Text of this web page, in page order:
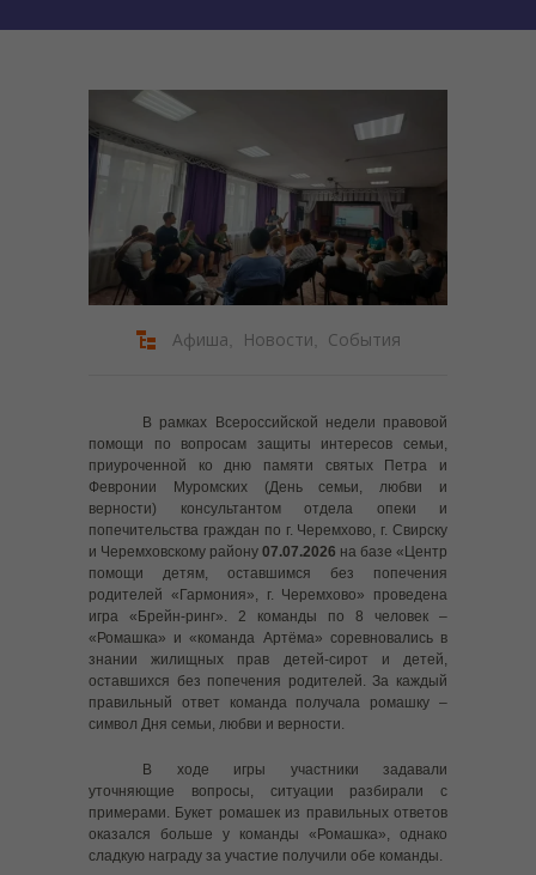
-- Памятки
последствия для детей и их законных представителей
---- Внимание Мошенники
------ #КладиТрубку
------ #ПерезвониСам
------ Профилактика преступлений, совершаемых с
использованием информационно-
телекоммуникационных технологий
------ Осторожно мошенники
---- Безопасность детей
------ Профилактика детского дорожно-транспортного
травматизма
------ Памятка о буллинге
------ Комендантский час
------ Правила поведения на льду
категории «дети-сироты»
---- Управление Роскомнадзора по Иркутской области
информирует
Афиша Новости События
В рамках Всероссийской недели правовой
помощи по вопросам защиты интересов семьи,
приуроченной ко дню памяти святых Петра и
Февронии Муромских (День семьи, любви и
верности) консультантом отдела опеки и
попечительства граждан по г. Черемхово, г. Свирску
и Черемховскому району 07.07.2026 на базе «Центр
помощи детям, оставшимся без попечения
родителей «Гармония», г. Черемхово» проведена
игра «Брейн-ринг». 2 команды по 8 человек –
«Ромашка» и «команда Артёма» соревновались в
знании жилищных прав детей-сирот и детей,
оставшихся без попечения родителей. За каждый
правильный ответ команда получала ромашку –
символ Дня семьи, любви и верности.
В ходе игры участники задавали
уточняющие вопросы, ситуации разбирали с
примерами. Букет ромашек из правильных ответов
оказался больше у команды «Ромашка», однако
сладкую награду за участие получили обе команды.